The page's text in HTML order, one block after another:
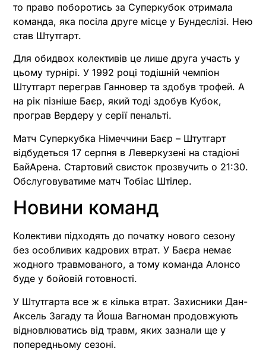
то право поборотись за Суперкубок отримала
команда, яка посіла друге місце у Бундеслізі. Нею
став Штутгарт.
Для обидвох колективів це лише друга участь у
цьому турнірі. У 1992 році тодішній чемпіон
Штутгарт переграв Ганновер та здобув трофей. А
на рік пізніше Баєр, який тоді здобув Кубок,
програв Вердеру у серії пенальті.
Матч Суперкубка Німеччини Баєр – Штутгарт
відбудеться 17 серпня в Леверкузені на стадіоні
БайАрена. Стартовий свисток прозвучить о 21:30.
Обслуговуватиме матч Тобіас Штілер.
Новини команд
Колективи підходять до початку нового сезону
без особливих кадрових втрат. У Баєра немає
жодного травмованого, а тому команда Алонсо
буде у бойовій готовності.
У Штутгарта все ж є кілька втрат. Захисники Дан-
Аксель Загаду та Йоша Вагноман продовжують
відновлюватись від травм, яких зазнали ще у
попередньому сезоні.